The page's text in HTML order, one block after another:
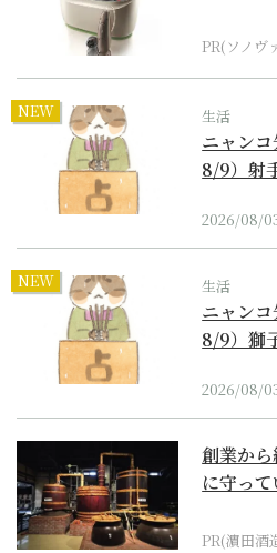
PR(ソノヴ
NEW 生活
ニャン
8/9）射
2026/08/
NEW 生活
ニャン
8/9）獅
2026/08/
創業か
に守っ
PR(濵田酒